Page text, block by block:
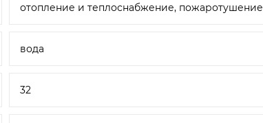
отопление и теплоснабжение, пожаротушение
вода
32